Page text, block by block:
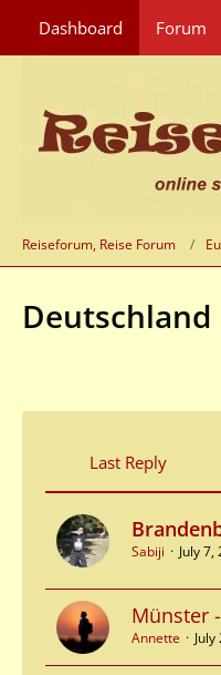
Dashboard Forum
Reiseforum, Reise Forum
Deutschland
Last Reply
Sabiji July
Münster
Annette